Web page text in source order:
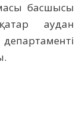
басшысы
аудан